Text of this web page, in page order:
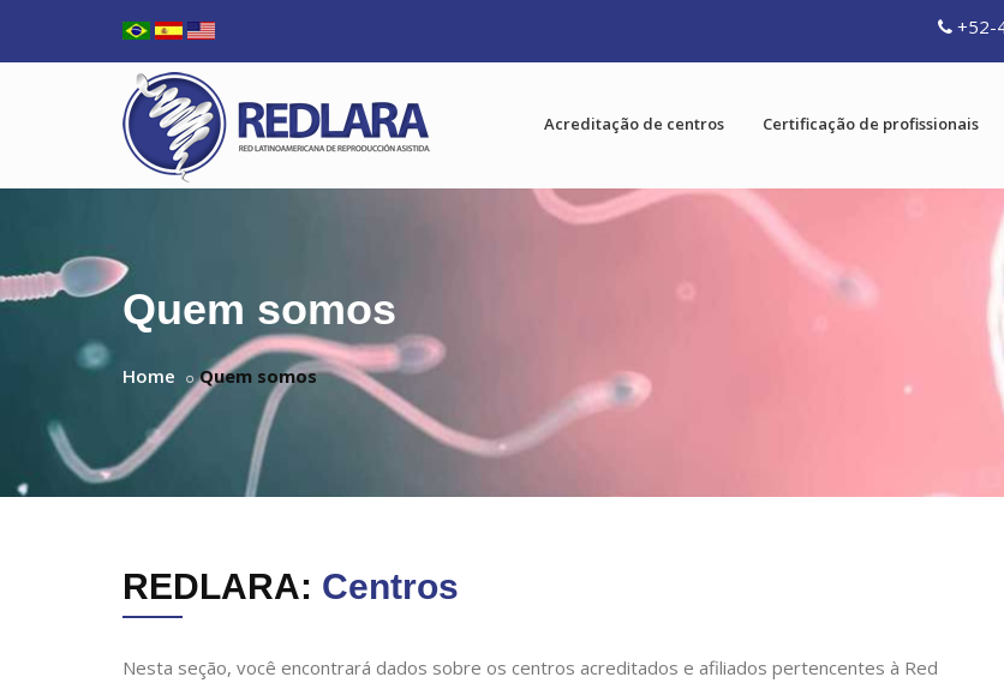
+52-
Acreditação de centros Certificação de profissionais
Quem somos
Home Quem somos
REDLARA: Centros
Nesta seção, você encontrará dados sobre os centros acreditados e afiliados pertencentes à Red